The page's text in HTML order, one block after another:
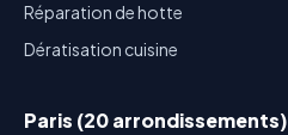
Réparation de hotte
Dératisation cuisine
Paris (20 arrondissements)